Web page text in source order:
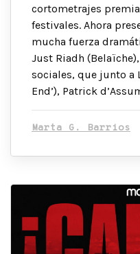
cortometrajes
festivales. Ahora
mucha fuerza
Just Riadh
sociales, que junto a
End’), Patrick
Marta G. Barrios